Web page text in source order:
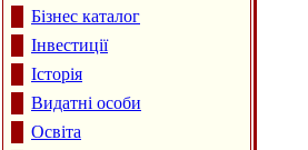
Бізнес каталог
Інвестиції
Історія
Видатні особи
Освіта